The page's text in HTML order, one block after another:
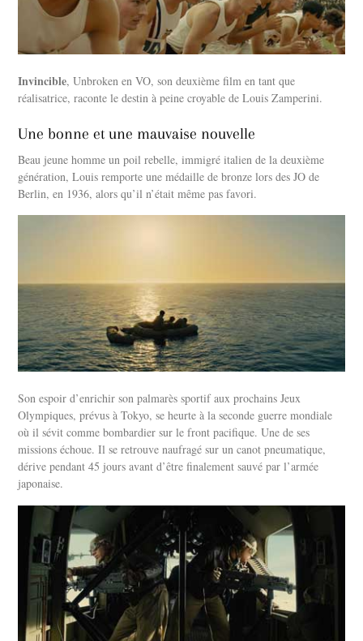
Invincible, Unbroken en VO, son deuxième film en tant que
réalisatrice, raconte le destin à peine croyable de Louis Zamperini.
Une bonne et une mauvaise nouvelle
Beau jeune homme un poil rebelle, immigré italien de la deuxième
génération, Louis remporte une médaille de bronze lors des JO de
Berlin, en 1936, alors qu’il n’était même pas favori.
Son espoir d’enrichir son palmarès sportif aux prochains Jeux
Olympiques, prévus à Tokyo, se heurte à la seconde guerre mondiale
où il sévit comme bombardier sur le front pacifique. Une de ses
missions échoue. Il se retrouve naufragé sur un canot pneumatique,
dérive pendant 45 jours avant d’être finalement sauvé par l’armée
japonaise.